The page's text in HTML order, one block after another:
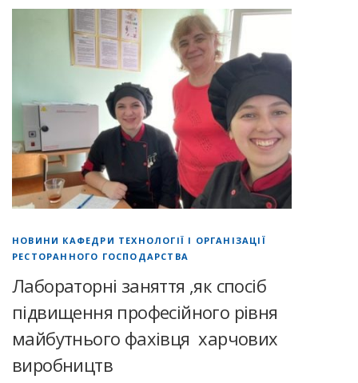
НОВИНИ КАФЕДРИ ТЕХНОЛОГІЇ І ОРГАНІЗАЦІЇ
РЕСТОРАННОГО ГОСПОДАРСТВА
Лабораторні заняття ,як спосіб
підвищення професійного рівня
майбутнього фахівця харчових
виробництв